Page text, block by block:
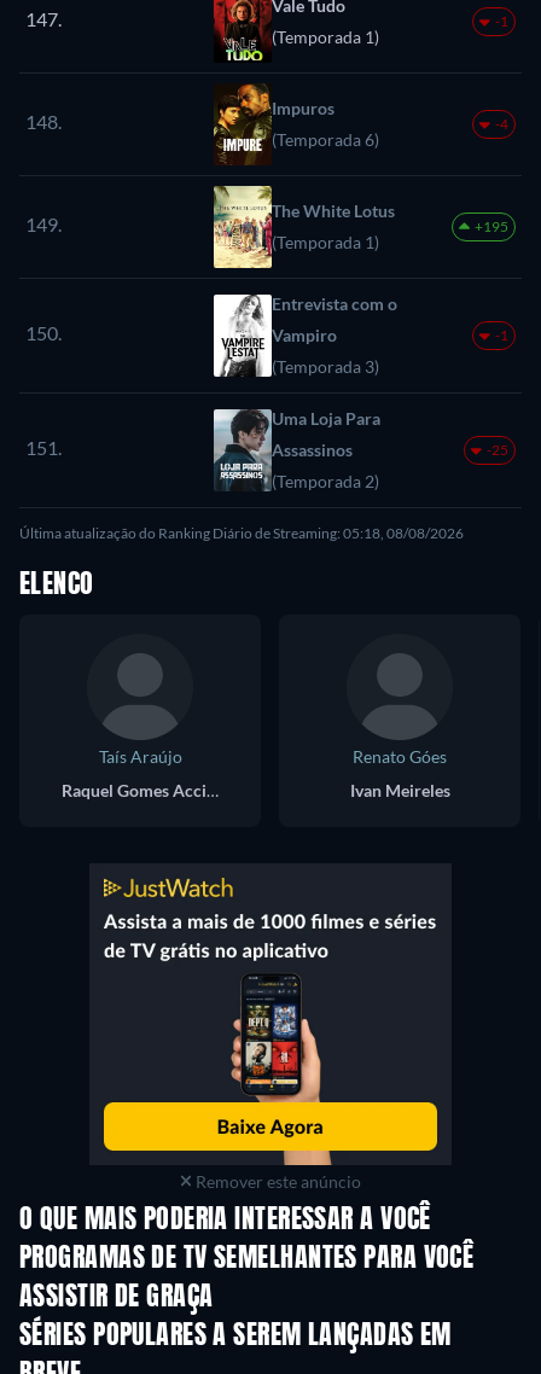
147.
Vale Tudo
(Temporada 1)
-1
148.
Impuros
(Temporada 6)
-4
149.
The White Lotus
(Temporada 1)
+195
150.
Entrevista com o
Vampiro
(Temporada 3)
-1
151.
Uma Loja Para
Assassinos
(Temporada 2)
-25
Última atualização do Ranking Diário de Streaming: 05:18, 08/08/2026
ELENCO
Taís Araújo
Raquel Gomes Accioli
Renato Góes
Ivan Meireles
Remover este anúncio
O QUE MAIS PODERIA INTERESSAR A VOCÊ
Série Série
PROGRAMAS DE TV SEMELHANTES PARA VOCÊ
ASSISTIR DE GRAÇA
SÉRIES POPULARES A SEREM LANÇADAS EM